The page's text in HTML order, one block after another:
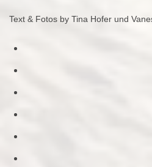
Text & Fotos by Tina Hofer und